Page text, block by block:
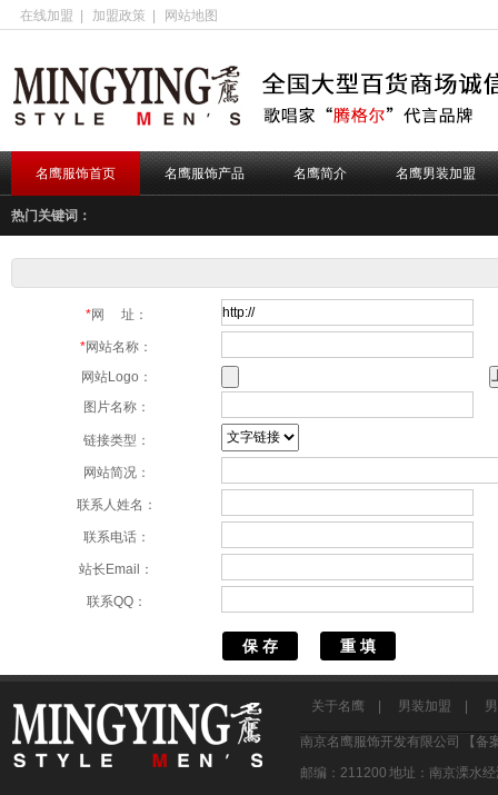
在线加盟 加盟政策 网站地图
名鹰服饰首页 名鹰服饰产品 名鹰简介 名鹰男装加盟
热门关键词：
*网 址：
*网站名称：
网站Logo：
图片名称：
链接类型：
网站简况：
联系人姓名：
联系电话：
站长Email：
联系QQ：
关于名鹰 男装加盟
南京名鹰服饰开发有限公司 【备
邮编：211200 地址：南京溧水